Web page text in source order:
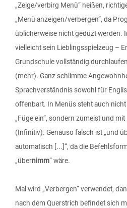
„Zeige/verbirg Menü“ heißen,
„Menü anzeigen/verbergen“, da
üblicherweise nicht geduzt werden.
vielleicht sein Lieblingsspielzeug –
Grundschule vollständig
(mehr). Ganz schlimme
Sprachverständnis sowohl für
offenbart. In Menüs steht auch nicht
„Füge ein“, sondern zumeist und
(Infinitiv). Genauso falsch ist „und
automatisch [...]“, da die
„übernimm“ wäre.
Mal wird „Verbergen“ verwendet,
nach dem Querstrich befindet sich